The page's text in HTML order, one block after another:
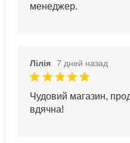
менеджер.
Лілія 7 дней назад
Чудовий магазин,
вдячна!